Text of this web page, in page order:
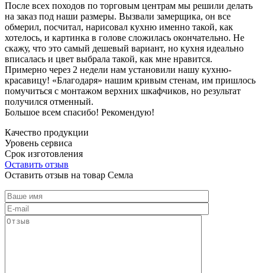
После всех походов по торговым центрам мы решили делать
на заказ под наши размеры. Вызвали замерщика, он все
обмерил, посчитал, нарисовал кухню именно такой, как
хотелось, и картинка в голове сложилась окончательно. Не
скажу, что это самый дешевый вариант, но кухня идеально
вписалась и цвет выбрала такой, как мне нравится.
Примерно через 2 недели нам установили нашу кухню-
красавицу! «Благодаря» нашим кривым стенам, им пришлось
помучиться с монтажом верхних шкафчиков, но результат
получился отменный.
Большое всем спасибо! Рекомендую!
Качество продукции
Уровень сервиса
Срок изготовления
Оставить отзыв
Оставить отзыв на товар Семла